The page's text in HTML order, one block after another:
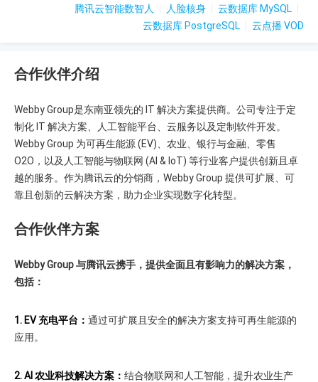
腾讯云智能数智人
人脸核身
云数据库 MySQL
云数据库 PostgreSQL
云点播 VOD
合作伙伴介绍
Webby Group是东南亚领先的 IT 解决方案提供商。公司专注于定
制化 IT 解决方案、人工智能平台、云服务以及定制软件开发。
Webby Group 为可再生能源 (EV)、农业、银行与金融、零售
O2O，以及人工智能与物联网 (AI & IoT) 等行业客户提供创新且卓
越的服务。作为腾讯云的分销商，Webby Group 提供可扩展、可
靠且创新的云解决方案，助力企业实现数字化转型。
合作伙伴方案
Webby Group 与腾讯云携手，提供全面且有影响力的解决方案，
包括：
1. EV 充电平台： 通过可扩展且安全的解决方案支持可再生能源的
应用。
2. AI 农业科技解决方案： 结合物联网和人工智能，提升农业生产